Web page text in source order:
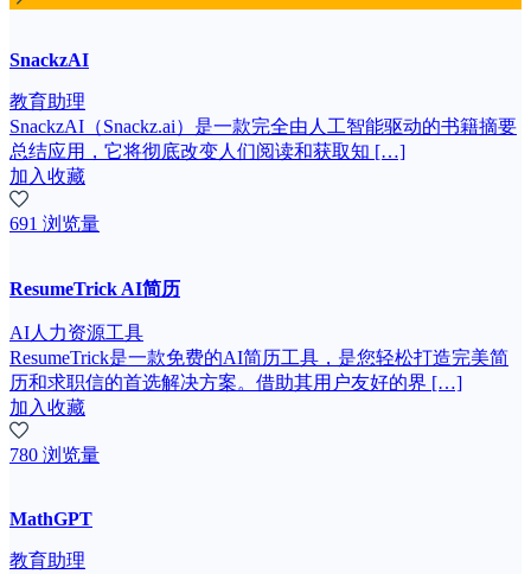
SnackzAI
教育助理
SnackzAI（Snackz.ai）是一款完全由人工智能驱动的书籍摘要
总结应用，它将彻底改变人们阅读和获取知 […]
加入收藏
691 浏览量
ResumeTrick AI简历
AI人力资源工具
ResumeTrick是一款免费的AI简历工具，是您轻松打造完美简
历和求职信的首选解决方案。借助其用户友好的界 […]
加入收藏
780 浏览量
MathGPT
教育助理